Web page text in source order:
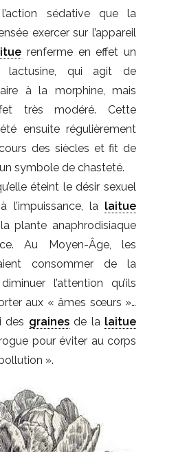
sédative que la
exercer sur l’appareil
renferme en effet un
lactusine, qui agit de
à la morphine, mais
très modéré. Cette
ensuite régulièrement
des siècles et fit de
un symbole de chasteté.
éteint le désir sexuel
l’impuissance, la laitue
plante anaphrodisiaque
Au Moyen-Âge, les
consommer de la
l’attention qu’ils
aux « âmes sœurs »…
des grainesde la laitue
pour éviter au corps
».